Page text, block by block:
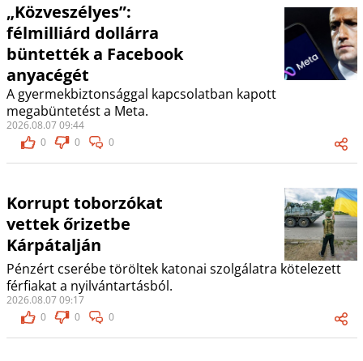
„Közveszélyes”:
félmilliárd dollárra
büntették a Facebook
anyacégét
A gyermekbiztonsággal kapcsolatban kapott
megabüntetést a Meta.
2026.08.07 09:44
0
0 0
Korrupt toborzókat
vettek őrizetbe
Kárpátalján
Pénzért cserébe töröltek katonai szolgálatra kötelezett
férfiakat a nyilvántartásból.
2026.08.07 09:17
0
0 0